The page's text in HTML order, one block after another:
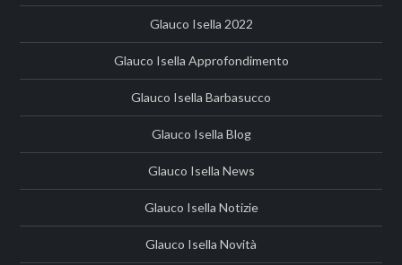
Glauco Isella 2022
Glauco Isella Approfondimento
Glauco Isella Barbasucco
Glauco Isella Blog
Glauco Isella News
Glauco Isella Notizie
Glauco Isella Novità